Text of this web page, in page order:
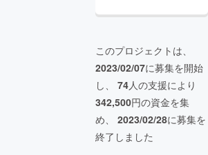
このプロジェクトは、
2023/02/07に募集を開始
し、 74人の支援により
342,500円の資金を集
め、 2023/02/28に募集を
終了しました